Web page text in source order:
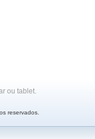
ou tablet.
reservados.